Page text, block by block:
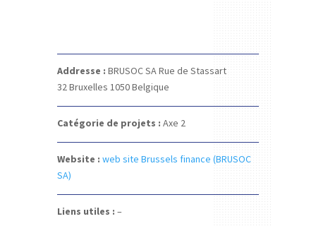
Addresse : BRUSOC SARue de Stassart
32Bruxelles 1050Belgique
Catégorie de projets : Axe 2
Website : web site Brussels finance (BRUSOC
SA)
Liens utiles : –